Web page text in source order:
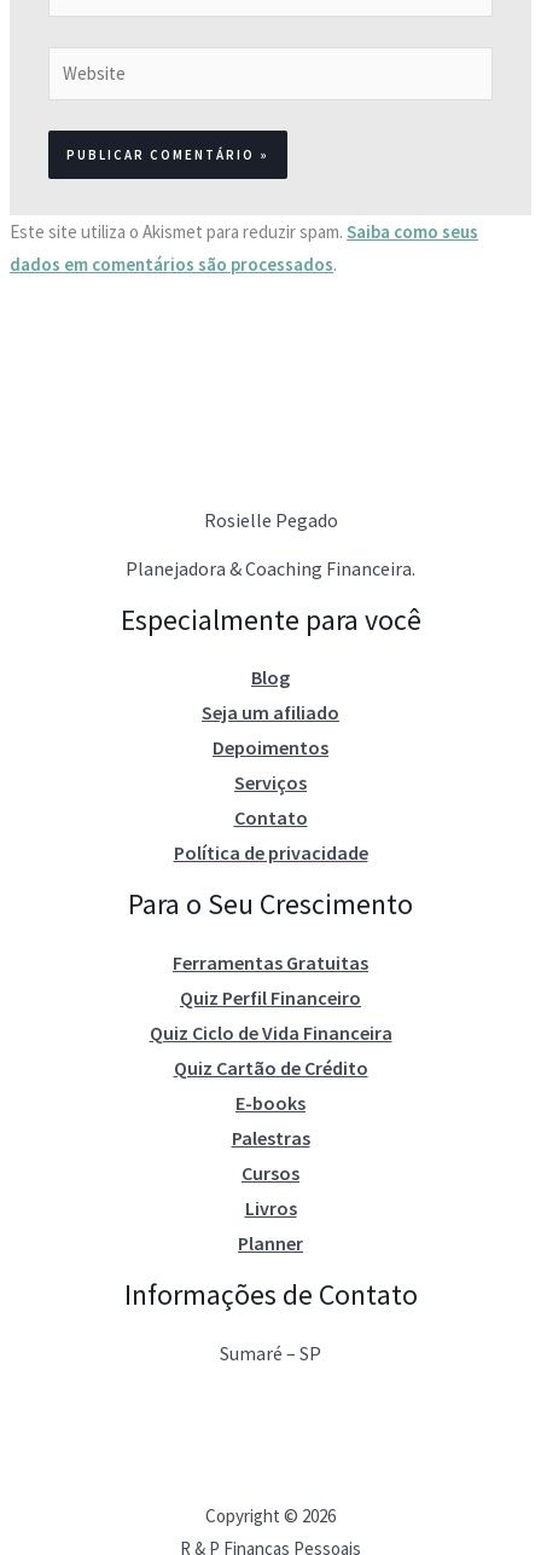
Website
Este site utiliza o Akismet para reduzir spam.Saiba como seus
dados em comentários são processados.
Rosielle Pegado
Planejadora & Coaching Financeira.
Especialmente para você
Blog
Seja um afiliado
Depoimentos
Serviços
Contato
Política de privacidade
Para o Seu Crescimento
Ferramentas Gratuitas
Quiz Perfil Financeiro
Quiz Ciclo de Vida Financeira
Quiz Cartão de Crédito
E-books
Palestras
Cursos
Livros
Planner
Informações de Contato
Sumaré – SP
Copyright © 2026
R & P Finanças Pessoais